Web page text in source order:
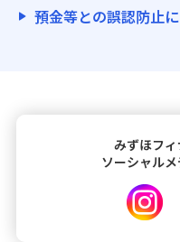
預金等との誤認防止
みずほフ
ソーシャル